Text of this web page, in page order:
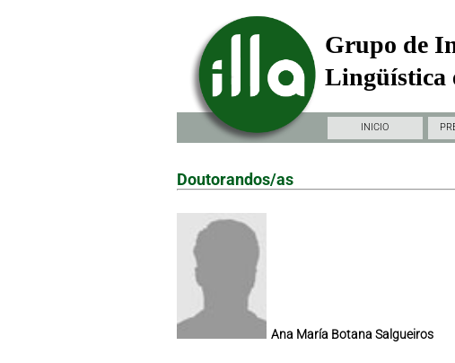
Grupo de
Lingüística
INICIO
Doutorandos/as
Ana María Botana Salgueiros